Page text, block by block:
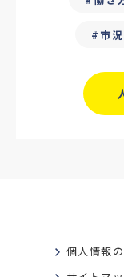
#雇
#人材の
#戦略人事
#働き方改革
#離職防止策
市
個人情報